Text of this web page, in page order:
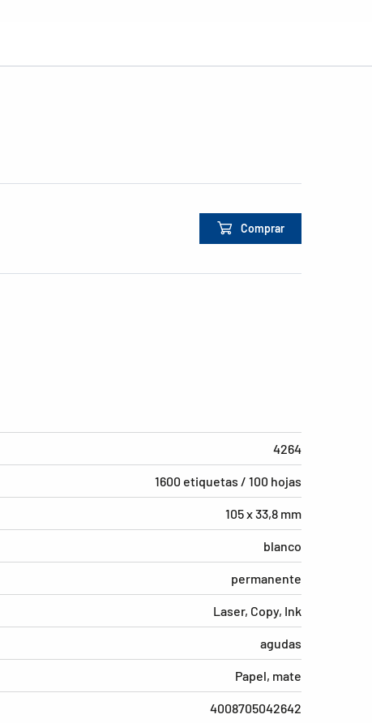
Comprar
4264
1600 etiquetas / 100 hojas
105 x 33,8 mm
blanco
permanente
Laser, Copy, Ink
agudas
Papel, mate
4008705042642